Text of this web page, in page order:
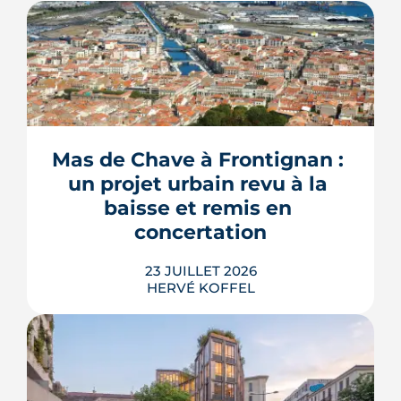
Construire une piscine sur son propre
terrain n'a rien d'un droit acquis. Entre
les règles du PLU et les arrêtés
sécheresse, plusieurs mécanismes
peuvent bloquer le bassin, ou son
remplissage.
LIRE L'ARTICLE
Mas de Chave à Frontignan :
un projet urbain revu à la
baisse et remis en
concertation
23 JUILLET 2026
HERVÉ KOFFEL